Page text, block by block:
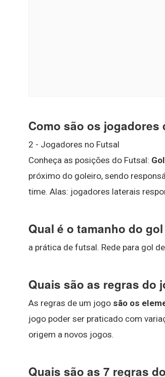
Como são os jogadores
2 - Jogadores no Futsal
Conheça as posições do Futsal:
próximo do goleiro, sendo
time. Alas: jogadores laterais
Qual é o tamanho do
a prática de futsal. Rede para gol
Quais são as regras do
As regras de um jogo são os
jogo poder ser praticado com
origem a novos jogos.
Quais são as 7 regras